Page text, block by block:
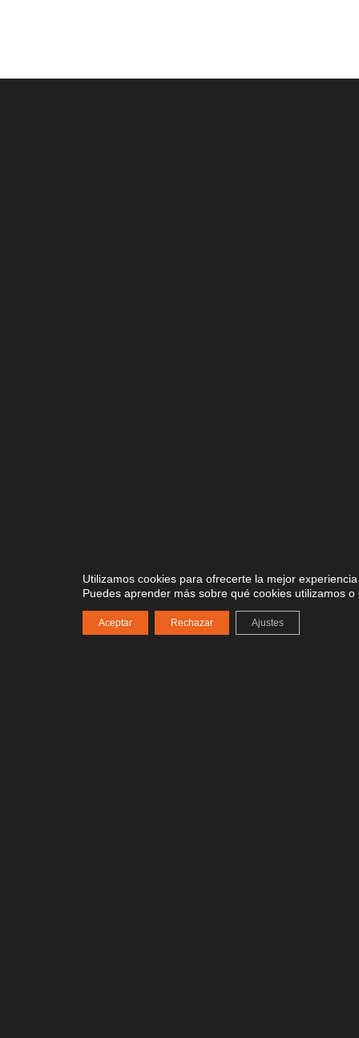
Utilizamos cookies para ofrecerte la mejor
Puedes aprender más sobre qué cookies utilizamos
Aceptar Rechazar Ajustes